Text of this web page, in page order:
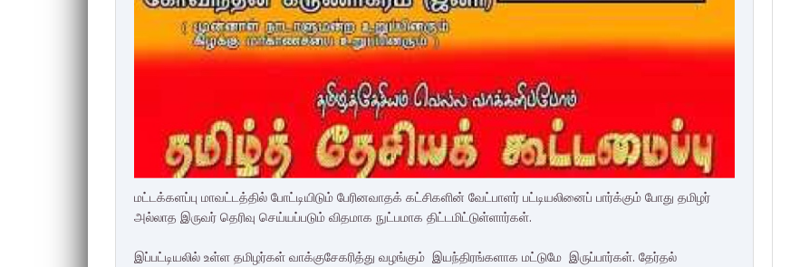
மட்டக்களப்பு மாவட்டத்தில் போட்டியிடும் பேரினவாதக் கட்சிகளின் வேட்பாளர் பட்டியலினைப் பார்க்கும் போது தமிழர்
அல்லாத இருவர் தெரிவு செய்யப்படும் விதமாக நுட்பமாக திட்டமிட்டுள்ளார்கள்.
இப்பட்டியலில் உள்ள தமிழர்கள் வாக்குசேகரித்து வழங்கும் இயந்திரங்களாக மட்டுமே இருப்பார்கள். தேர்தல்